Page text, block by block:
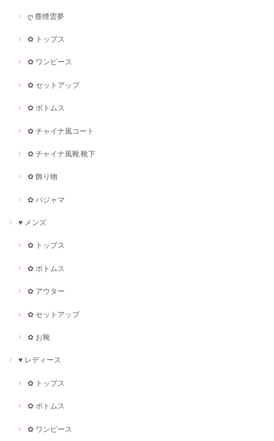
ღ 塵煙雲夢
✿ トップス
✿ ワンピース
✿ セットアップ
✿ ボトムス
✿ チャイナ風コート
✿ チャイナ風靴·靴下
✿ 飾り物
✿ パジャマ
♥ メンズ
✿ トップス
✿ ボトムス
✿ アウター
✿ セットアップ
✿ お靴
♥ レディース
✿ トップス
✿ ボトムス
✿ ワンピース